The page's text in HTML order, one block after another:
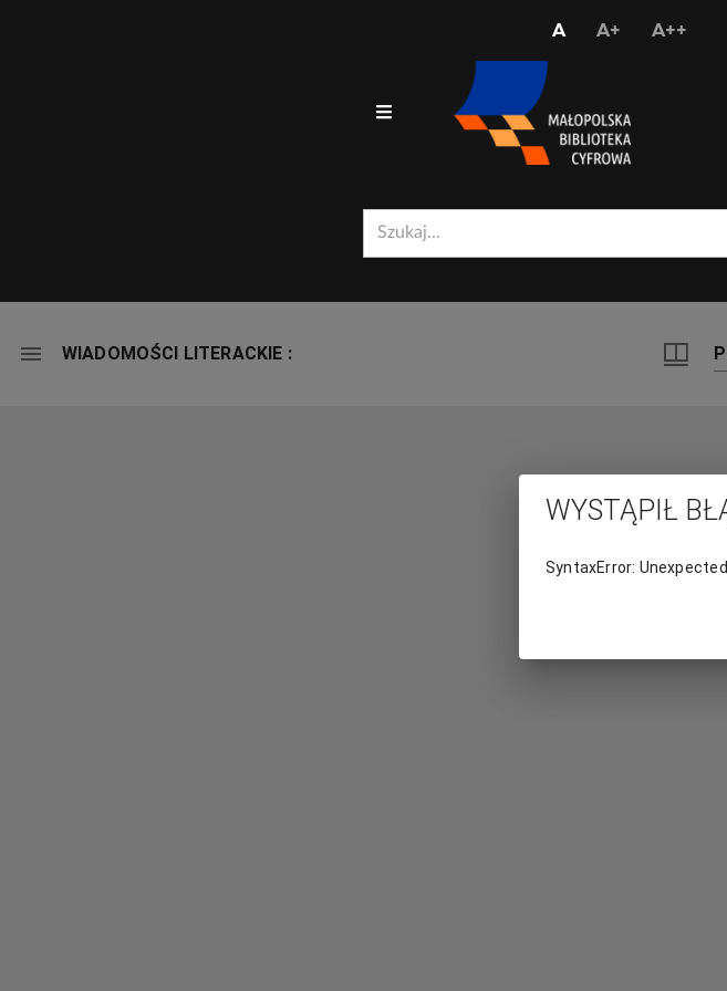
AUSTAW
A+ USTAW
A++
VIEWER
WIADOMOŚCI LITERACKIE :
WYSTĄPIŁ
SyntaxError: